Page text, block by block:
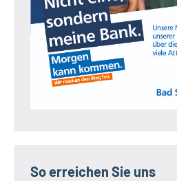
So erreichen Sie uns